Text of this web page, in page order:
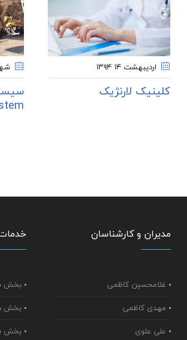
اردیبهشت ۱۴
کلینیک لارنژیک
مدیران و کارشناسان
غلامحسین کاظمی
مهدی کاظمی
علی علوی
بخش
بخش
بخش